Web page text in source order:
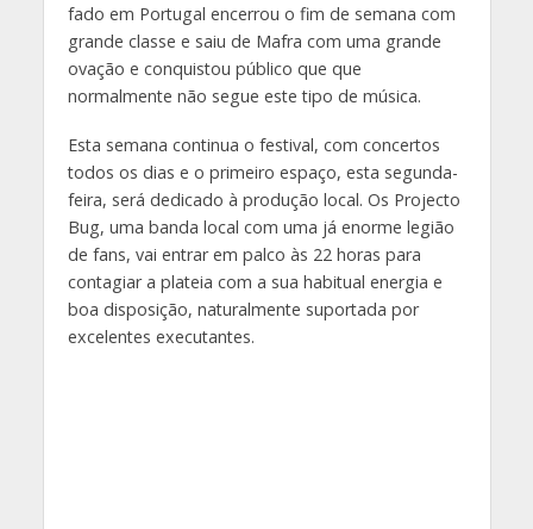
fado em Portugal encerrou o fim de semana com
grande classe e saiu de Mafra com uma grande
ovação e conquistou público que que
normalmente não segue este tipo de música.
Esta semana continua o festival, com concertos
todos os dias e o primeiro espaço, esta segunda-
feira, será dedicado à produção local. Os Projecto
Bug, uma banda local com uma já enorme legião
de fans, vai entrar em palco às 22 horas para
contagiar a plateia com a sua habitual energia e
boa disposição, naturalmente suportada por
excelentes executantes.